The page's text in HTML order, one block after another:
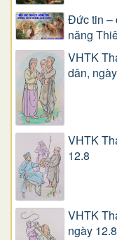
Đức tin –
năng
VHTK
dân,
VHTK
12.8
VHTK
ngày 12.8